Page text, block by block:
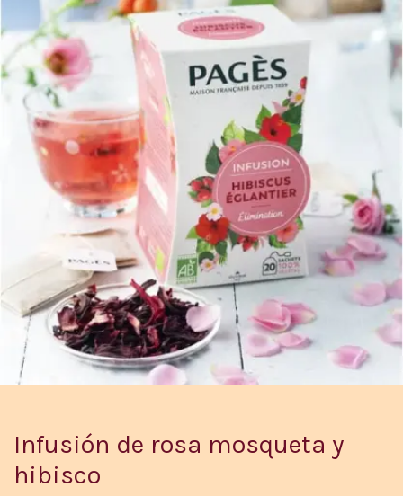
Infusión de rosa mosqueta y
hibisco